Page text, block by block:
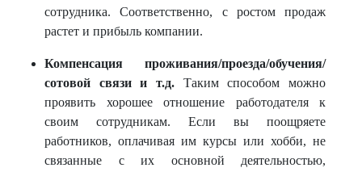
сотрудника. Соответственно, с ростом продаж
растет и прибыль компании.
Компенсация проживания/проезда/обучения/
сотовой связи и т.д. Таким способом можно
проявить хорошее отношение работодателя к
своим сотрудникам. Если вы поощряете
работников, оплачивая им курсы или хобби, не
связанные с их основной деятельностью,